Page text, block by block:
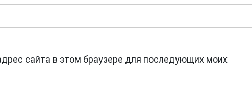
сайта в этом браузере для последующих моих